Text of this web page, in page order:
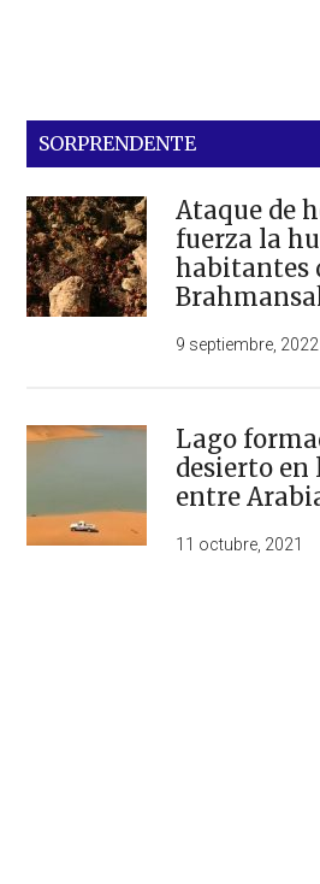
SORPRENDENTE
Ataque de
fuerza la
habitantes
9 septiembre, 2022
Lago
desierto
entre
11 octubre, 2021